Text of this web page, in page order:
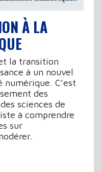
À LA
la transition
à un nouvel
C’est
des
sciences de
à comprendre
sur